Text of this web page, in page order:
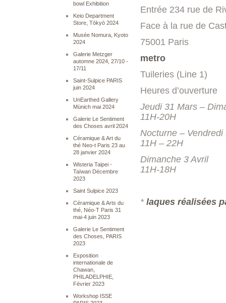
bowl Exhibition
Keio Department
Store, Tōkyō 2024
Musée Nomura, Kyoto
2024
Galerie Metzger
automne 2024, 27/10 -
17/11
Saint-Sulpice PARIS
juin 2024
UnEarthed Gallery
Münich mai 2024
Galerie Le Sentiment
des Choses avril 2024
Céramique & Art du
thé Neo-t Paris 23 au
28 janvier 2024
Wisteria Taipei -
Taïwan Décembre
2023
Saint Sulpice 2023
Céramique & Arts du
thé, Néo-T Paris 31
mai-4 juin 2023
Galerie Le Sentiment
des Choses, PARIS
2023
Exposition
internationale de
Chawan,
PHILADELPHIE,
Février 2023
Workshop ISSE
Entrée 234 rue de
Face à la rue de
75001 Paris
metro
Tuileries (Line 1)
Heures d’ouverture
Jeudi 31 Mars –
11H-20H
Nocturne – Vendredi
11H – 22H
Dimanche 3 Avril
11H-18H
* laques réalisées